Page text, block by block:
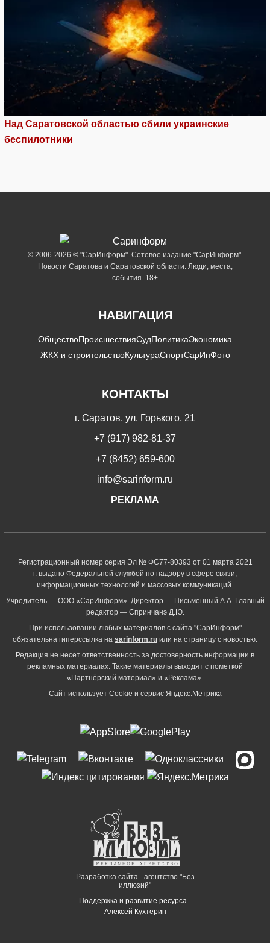
Над Саратовской областью сбили украинские
беспилотники
© 2006-2026 © "СарИнформ". Сетевое издание "СарИнформ".
Новости Саратова и Саратовской области. Люди, места,
события. 18+
НАВИГАЦИЯ
ОбществоПроисшествияСудПолитикаЭкономика
ЖКХ и строительствоКультураСпортСарИнФото
КОНТАКТЫ
г. Саратов, ул. Горького, 21
+7 (917) 982-81-37
+7 (8452) 659-600
info@sarinform.ru
РЕКЛАМА
Регистрационный номер серия Эл № ФС77-80393 от 01 марта 2021
г. выдано Федеральной службой по надзору в сфере связи,
информационных технологий и массовых коммуникаций.
Учредитель — ООО «СарИнформ». Директор — Письменный А.А. Главный
редактор — Спринчанэ Д.Ю.
При использовании любых материалов с сайта "СарИнформ"
обязательна гиперссылка на sarinform.ru или на страницу с новостью.
Редакция не несет ответственность за достоверность информации в
рекламных материалах. Такие материалы выходят с пометкой
«Партнёрский материал» и «Реклама».
Сайт использует Cookie и сервиc Яндекс.Метрика
Разработка сайта - агентство "Без
иллюзий"
Поддержка и развитие ресурса -
Алексей Кухтерин